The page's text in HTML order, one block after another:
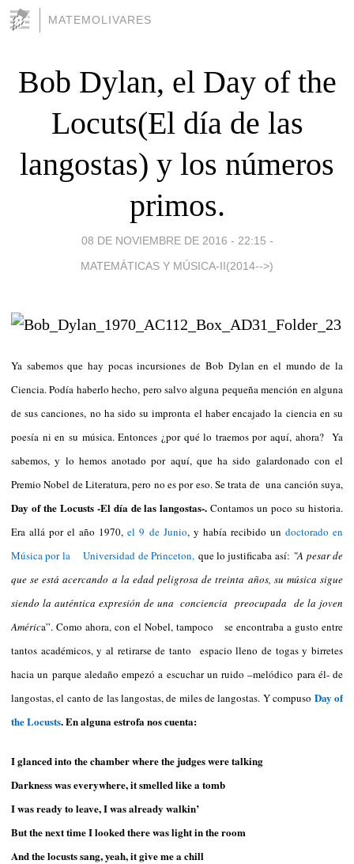
MATEMOLIVARES
Bob Dylan, el Day of the
Locuts(El día de las
langostas) y los números
primos.
08 DE NOVIEMBRE DE 2016 - 22:15 -
MATEMÁTICAS Y MÚSICA-II(2014-->)
Ya sabemos que hay pocas incursiones de Bob Dylan en el mundo de la
Ciencia. Podía haberlo hecho, pero salvo alguna pequeña mención en alguna
de sus canciones, no ha sido su impronta el haber encajado la ciencia en su
poesía ni en su música. Entonces ¿por qué lo traemos por aquí, ahora? Ya
sabemos, y lo hemos anotado por aquí, que ha sido galardonado con el
Premio Nobel de Literatura, pero no es por eso. Se trata de una canción suya,
Day of the Locusts -El día de las langostas-.Contamos un poco su historia.
Era allá por el año 1970, el 9 de Junio, y había recibido un doctorado en
Música por la
Universidad de Princeton, que lo justificaba así: "A pesar de
que se está acercando a la edad peligrosa de treinta años, su música sigue
siendo la auténtica expresión de una conciencia preocupada de la joven
América”. Como ahora, con el Nobel, tampoco se encontraba a gusto entre
tantos académicos, y al retirarse de tanto espacio lleno de togas y birretes
hacia un parque aledaño empezó a escuchar un ruido –melódico para él- de
langostas, el canto de las langostas, de miles de langostas. Y compuso Day of
the Locusts. En alguna estrofa nos cuenta:
I glanced into the chamber where the judges were talking
Darkness was everywhere, it smelled like a tomb
I was ready to leave, I was already walkin’
But the next time I looked there was light in the room
And the locusts sang, yeah, it give me a chill